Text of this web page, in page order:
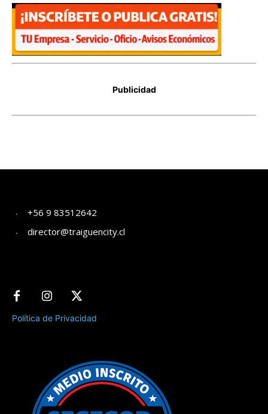
+56 9 83512642
director@traiguencity.cl
Política de Privacidad